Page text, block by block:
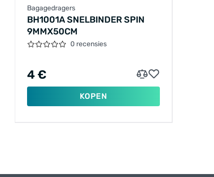
Bagagedragers
BH1001A SNELBINDER SPIN
9MMX50CM
0 recensies
4 €
KOPEN